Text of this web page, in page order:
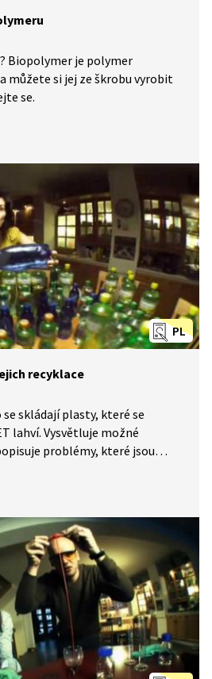
Biopolymer je polymer
můžete si jej ze škrobu vyrobit
se.
PL
recyklace
se skládají plasty, které se
lahví. Vysvětluje možné
problémy, které jsou